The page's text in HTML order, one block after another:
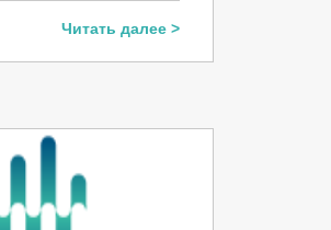
Читать далее >